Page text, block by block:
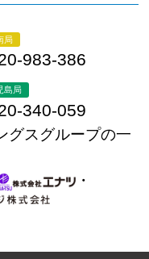
局
983-386
島局
340-059
グスグループの一
・